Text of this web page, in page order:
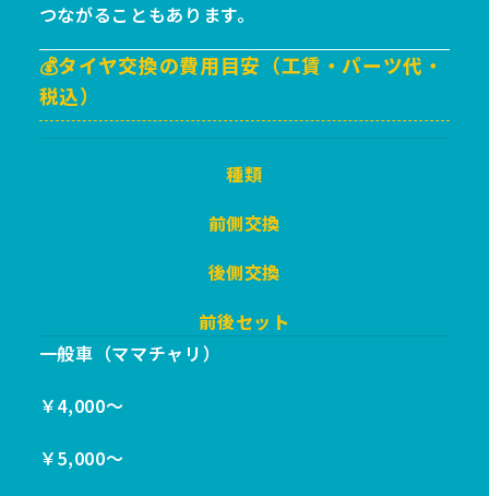
つながることもあります。
💰タイヤ交換の費用目安（工賃・パーツ代・
税込）
種類
前側交換
後側交換
前後セット
一般車（ママチャリ）
￥4,000〜
￥5,000〜